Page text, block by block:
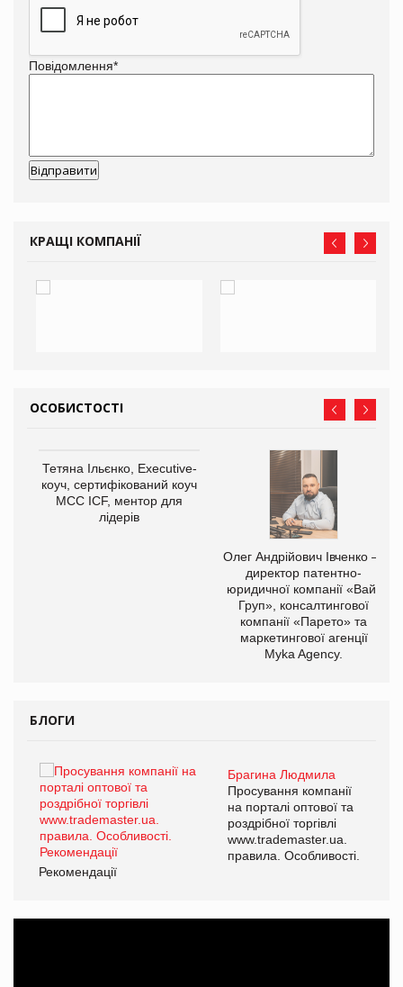
Повідомлення*
КРАЩІ КОМПАНІЇ
ОСОБИСТОСТІ
Тетяна Ільєнко, Executive-
коуч, сертифікований коуч
МСС ICF, ментор для
лідерів
Олег Андрійович Івченко —
директор патентно-
юридичної компанії «Вайз
Груп», консалтингової
компанії «Парето» та
маркетингової агенції
Myka Agency.
БЛОГИ
Брагина Людмила
Просування компанії
на порталі оптової та
роздрібної торгівлі
www.trademaster.ua.
правила. Особливості.
Рекомендації